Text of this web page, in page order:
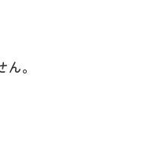
。